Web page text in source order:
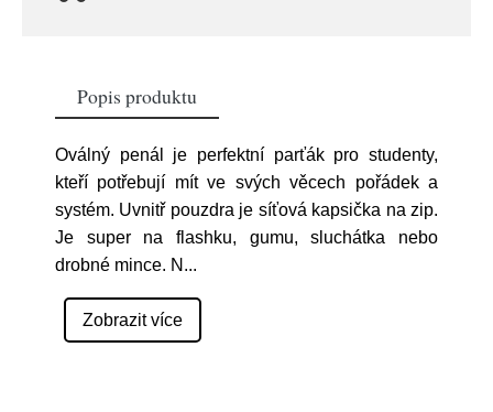
Popis produktu
Oválný penál je perfektní parťák pro studenty,
kteří potřebují mít ve svých věcech pořádek a
systém. Uvnitř pouzdra je síťová kapsička na zip.
Je super na flashku, gumu, sluchátka nebo
drobné mince. N ...
Zobrazit více